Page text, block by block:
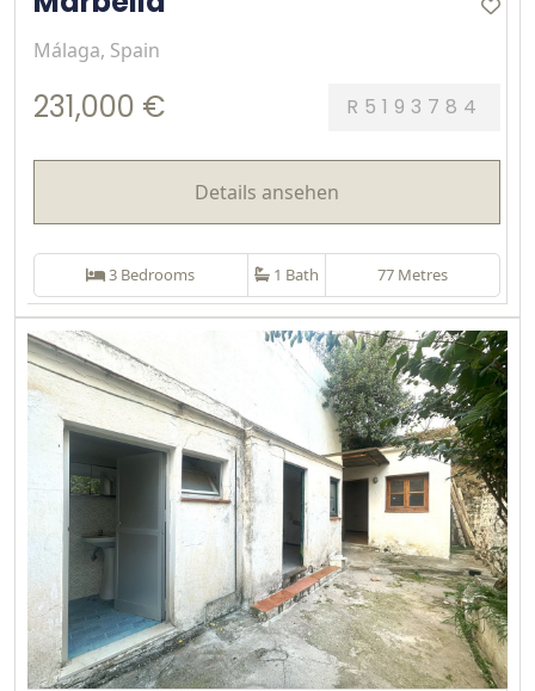
Málaga, Spain
231,000 € R5193784
Details ansehen
3 Bedrooms 1 Bath 77 Metres